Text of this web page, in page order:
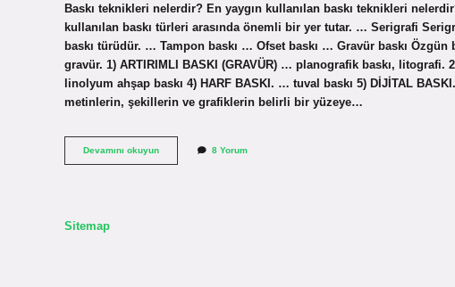
Baskı teknikleri nelerdir? En yaygın kullanılan baskı teknikleri
kullanılan baskı türleri arasında önemli bir yer tutar. … Serigrafi
baskı türüdür. … Tampon baskı … Ofset baskı … Gravür baskı Özgün
gravür. 1) ARTIRIMLI BASKI (GRAVÜR) … planografik baskı,
linolyum ahşap baskı 4) HARF BASKI. … tuval baskı 5) DİJİTAL
metinlerin, şekillerin ve grafiklerin belirli bir yüzeye…
Devamını okuyunBaskı
Teknikleri
8 Yorum
Sitemap